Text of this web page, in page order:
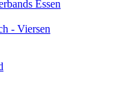
Essen
- Viersen